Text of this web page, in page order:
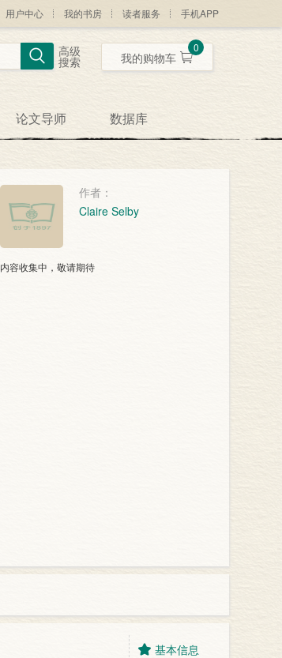
用户中心 我的书房 读者服务 手机APP
高级
搜索 我的购物车
0
论文导师 数据库
作者：
Claire Selby
内容收集中，敬请期待
基本信息